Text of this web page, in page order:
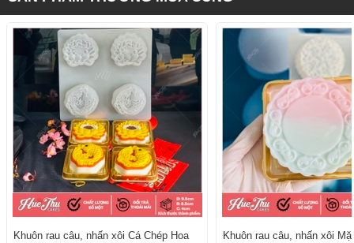
Khuôn rau câu, nhấn xôi Cá Chép Hoa Khuôn rau câu, nhấn xôi